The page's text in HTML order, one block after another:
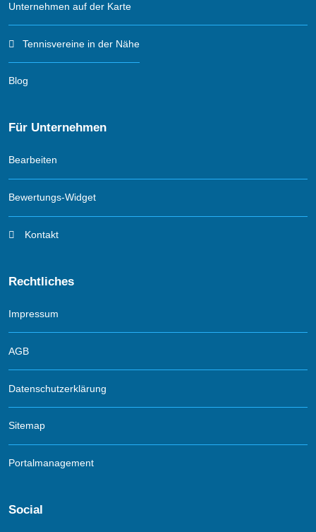
Unternehmen auf der Karte
Tennisvereine in der Nähe
Blog
Für Unternehmen
Bearbeiten
Bewertungs-Widget
Kontakt
Rechtliches
Impressum
AGB
Datenschutzerklärung
Sitemap
Portalmanagement
Social